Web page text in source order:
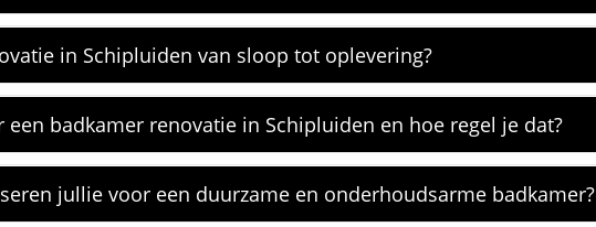
in Schipluiden van sloop tot oplevering?
badkamer renovatie in Schipluiden en hoe regel je dat?
jullie voor een duurzame en onderhoudsarme badkamer?